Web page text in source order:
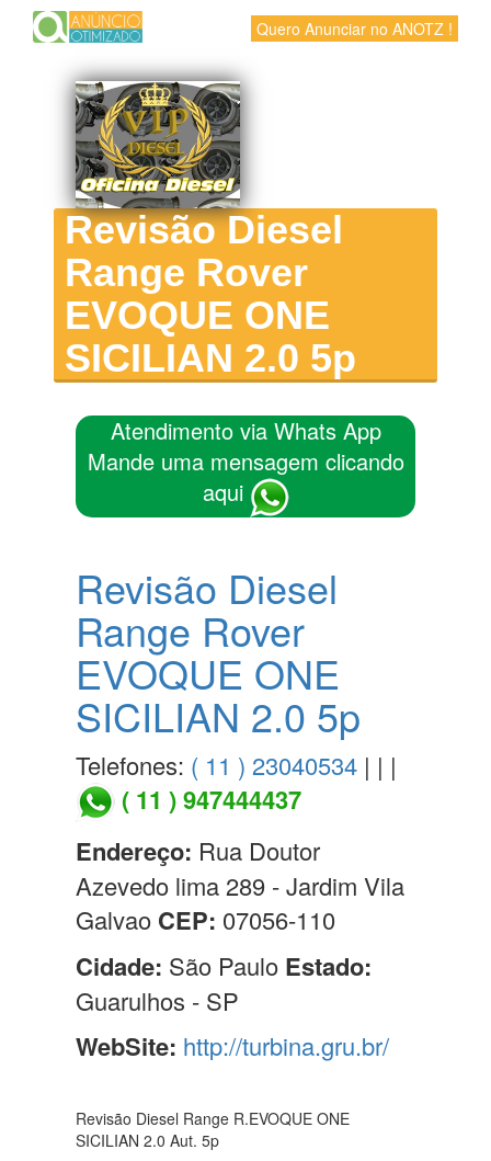
Quero Anunciar no ANOTZ !
Revisão Diesel
Range Rover
EVOQUE ONE
SICILIAN 2.0 5p
Atendimento via Whats App
Mande uma mensagem clicando
aqui
Revisão Diesel
Range Rover
EVOQUE ONE
SICILIAN 2.0 5p
Telefones: ( 11 ) 23040534 | | |
( 11 ) 947444437
Endereço: Rua Doutor
Azevedo lima 289 - Jardim Vila
Galvao CEP: 07056-110
Cidade: São Paulo Estado:
Guarulhos - SP
WebSite: http://turbina.gru.br/
Revisão Diesel Range R.EVOQUE ONE
SICILIAN 2.0 Aut. 5p